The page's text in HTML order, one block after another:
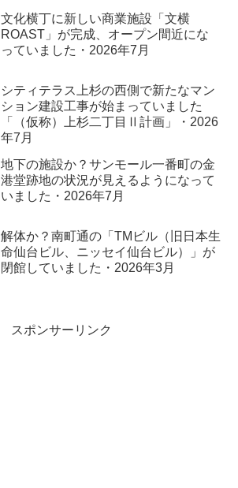
文化横丁に新しい商業施設「文横
ROAST」が完成、オープン間近にな
っていました・2026年7月
シティテラス上杉の西側で新たなマン
ション建設工事が始まっていました
「（仮称）上杉二丁目Ⅱ計画」・2026
年7月
地下の施設か？サンモール一番町の金
港堂跡地の状況が見えるようになって
いました・2026年7月
解体か？南町通の「TMビル（旧日本生
命仙台ビル、ニッセイ仙台ビル）」が
閉館していました・2026年3月
スポンサーリンク